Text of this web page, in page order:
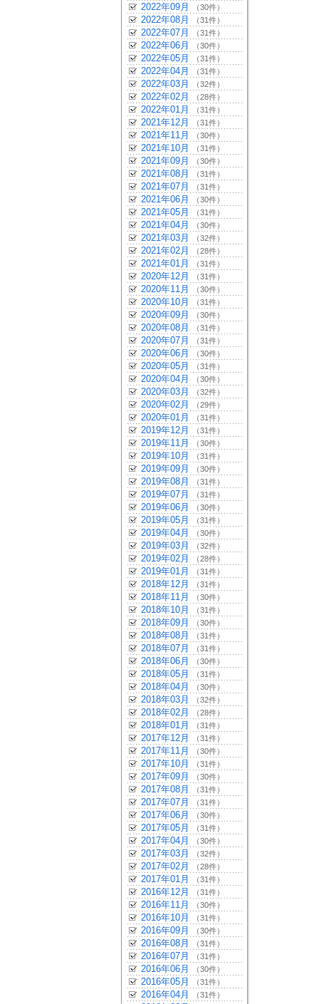
2022年09月 （30件）
2022年08月 （31件）
2022年07月 （31件）
2022年06月 （30件）
2022年05月 （31件）
2022年04月 （31件）
2022年03月 （32件）
2022年02月 （28件）
2022年01月 （31件）
2021年12月 （31件）
2021年11月 （30件）
2021年10月 （31件）
2021年09月 （30件）
2021年08月 （31件）
2021年07月 （31件）
2021年06月 （30件）
2021年05月 （31件）
2021年04月 （30件）
2021年03月 （32件）
2021年02月 （28件）
2021年01月 （31件）
2020年12月 （31件）
2020年11月 （30件）
2020年10月 （31件）
2020年09月 （30件）
2020年08月 （31件）
2020年07月 （31件）
2020年06月 （30件）
2020年05月 （31件）
2020年04月 （30件）
2020年03月 （32件）
2020年02月 （29件）
2020年01月 （31件）
2019年12月 （31件）
2019年11月 （30件）
2019年10月 （31件）
2019年09月 （30件）
2019年08月 （31件）
2019年07月 （31件）
2019年06月 （30件）
2019年05月 （31件）
2019年04月 （30件）
2019年03月 （32件）
2019年02月 （28件）
2019年01月 （31件）
2018年12月 （31件）
2018年11月 （30件）
2018年10月 （31件）
2018年09月 （30件）
2018年08月 （31件）
2018年07月 （31件）
2018年06月 （30件）
2018年05月 （31件）
2018年04月 （30件）
2018年03月 （32件）
2018年02月 （28件）
2018年01月 （31件）
2017年12月 （31件）
2017年11月 （30件）
2017年10月 （31件）
2017年09月 （30件）
2017年08月 （31件）
2017年07月 （31件）
2017年06月 （30件）
2017年05月 （31件）
2017年04月 （30件）
2017年03月 （32件）
2017年02月 （28件）
2017年01月 （31件）
2016年12月 （31件）
2016年11月 （30件）
2016年10月 （31件）
2016年09月 （30件）
2016年08月 （31件）
2016年07月 （31件）
2016年06月 （30件）
2016年05月 （31件）
2016年04月 （31件）